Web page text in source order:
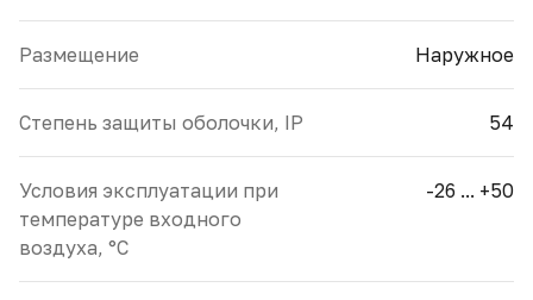
Размещение Наружное
Cтепень защиты оболочки, IP 54
Условия эксплуатации при
температуре входного
воздуха, °С
-26 ... +50